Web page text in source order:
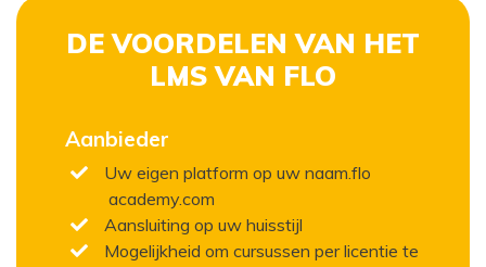
DE VOORDELEN VAN HET
LMS VAN FLO
Aanbieder
Uw eigen platform op uw naam.flo
academy.com
Aansluiting op uw huisstijl
Mogelijkheid om cursussen per licentie te